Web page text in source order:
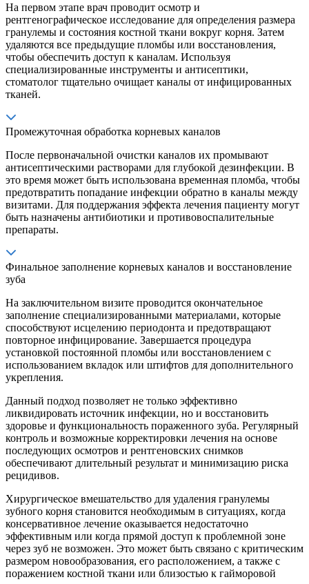
На первом этапе врач проводит осмотр и
рентгенографическое исследование для определения размера
гранулемы и состояния костной ткани вокруг корня. Затем
удаляются все предыдущие пломбы или восстановления,
чтобы обеспечить доступ к каналам. Используя
специализированные инструменты и антисептики,
стоматолог тщательно очищает каналы от инфицированных
тканей.
Промежуточная обработка корневых каналов
После первоначальной очистки каналов их промывают
антисептическими растворами для глубокой дезинфекции. В
это время может быть использована временная пломба, чтобы
предотвратить попадание инфекции обратно в каналы между
визитами. Для поддержания эффекта лечения пациенту могут
быть назначены антибиотики и противовоспалительные
препараты.
Финальное заполнение корневых каналов и восстановление
зуба
На заключительном визите проводится окончательное
заполнение специализированными материалами, которые
способствуют исцелению периодонта и предотвращают
повторное инфицирование. Завершается процедура
установкой постоянной пломбы или восстановлением с
использованием вкладок или штифтов для дополнительного
укрепления.
Данный подход позволяет не только эффективно
ликвидировать источник инфекции, но и восстановить
здоровье и функциональность пораженного зуба. Регулярный
контроль и возможные корректировки лечения на основе
последующих осмотров и рентгеновских снимков
обеспечивают длительный результат и минимизацию риска
рецидивов.
Хирургическое вмешательство для удаления гранулемы
зубного корня становится необходимым в ситуациях, когда
консервативное лечение оказывается недостаточно
эффективным или когда прямой доступ к проблемной зоне
через зуб не возможен. Это может быть связано с критическим
размером новообразования, его расположением, а также с
поражением костной ткани или близостью к гайморовой